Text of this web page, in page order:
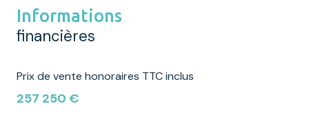
Informations
financières
Prix de vente honoraires TTC inclus
257 250 €